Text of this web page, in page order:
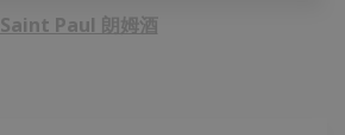
Saint Paul 朗姆酒